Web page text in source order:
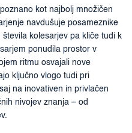
kot najbolj množičen
navdušuje posameznike
kolesarjev pa kliče tudi k
ponudila prostor v
ritmu osvajali nove
ključno vlogo tudi pri
na inovativen in privlačen
nivojev znanja – od